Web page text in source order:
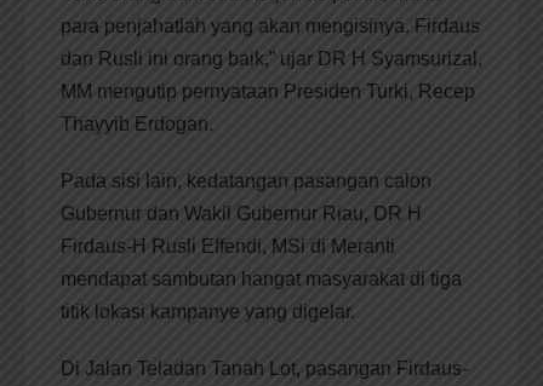
para penjahatlah yang akan mengisinya. Firdaus
dan Rusli ini orang baik,” ujar DR H Syamsurizal,
MM mengutip pernyataan Presiden Turki, Recep
Thayyib Erdogan.
Pada sisi lain, kedatangan pasangan calon
Gubernur dan Wakil Gubernur Riau, DR H
Firdaus-H Rusli Effendi, MSi di Meranti
mendapat sambutan hangat masyarakat di tiga
titik lokasi kampanye yang digelar.
Di Jalan Teladan Tanah Lot, pasangan Firdaus-